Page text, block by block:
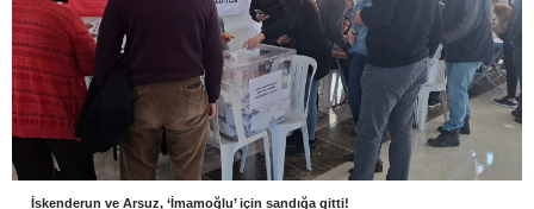
İskenderun ve Arsuz, ‘İmamoğlu’ için sandığa gitti!